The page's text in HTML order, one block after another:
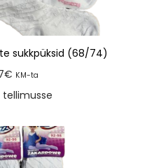
sukkpüksid (68/74)
€ KM-ta
tellimusse